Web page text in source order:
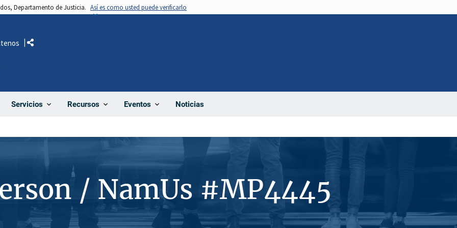
Departamento de Justicia. Así es como usted puede verificarlo
Servicios Recursos Eventos Noticias
Comparte
/ NamUs #MP4445